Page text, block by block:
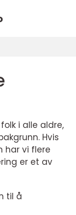
i alle aldre,
Hvis
har vi flere
er et av
til å